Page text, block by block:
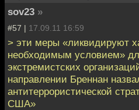
sov23 »
#57 | 17.09.11 16:59
> эти меры «ликвидируют
необходимым условием»
экстремистских
направлении Бреннан
антитеррористической
США»